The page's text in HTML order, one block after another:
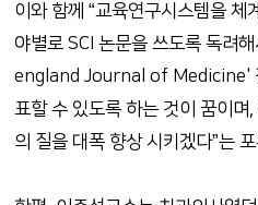
이와 함께 “교육연구시스템을 체
야별로 SCI 논문을 쓰도록 독려
england Journal of Medicine'
표할 수 있도록 하는 것이 꿈이며
의 질을 대폭 향상 시키겠다”는